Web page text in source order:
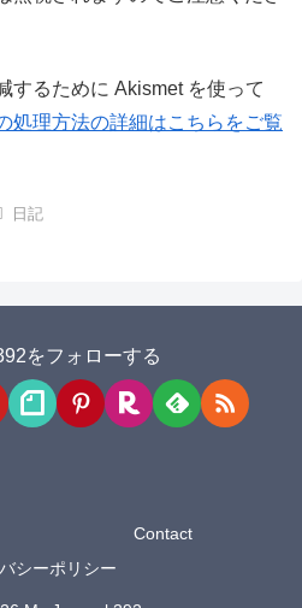
するために Akismet を使って
処理方法の詳細はこちらをご覧
日記
をフォローする
Contact
シーポリシー